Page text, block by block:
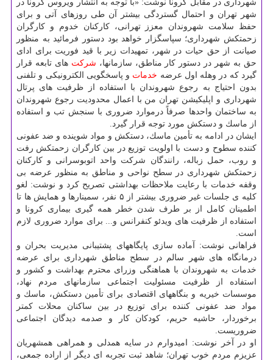
شهرداری در مقابل كرونا نوشت: «با توجه به انتشار ویروس كرونا در
شهر تهران و احتمال گستردگی بیشتر آن طی روزهای آتی و برای
حفظ سلامت شهروندان معزز تهرانی، كاركنان خدوم و كارگران
زحمتكش شهرداری؛ سپاسگزار خواهد بود دستور فرمائید به منظور
صیانت از حق حیات در شهر، تمهیدات زیر با قید فوریت برای ادای
حق به شهر در دستور كار مناطق، سازمانها، شركت های تابعه قرار
گیرد كه در وهله اول عرضه خدمات و پاسخگویی الكترونیكی و تلفنی
بدون احتیاج به رجوع شهروندان با استفاده از ظرفیت های پرتال
شهرداری و اپلیكیشن تهران من با اعمال محدودیت رجوع شهروندان
به ساختمان واحدها صرفاً درموارد ضروری با سنجش تب و استفاده
از ماسك و دستكش مورد توجه قرار گیرد.
ایشان در ادامه به تأمین ماسك، دستكش و مواد شوینده و ضد عفونی
كننده سطوح و دست با اولویت توزیع در بین كارگران زحمتكش رفت
و روب، حمل زباله، رانندگان شركت واحد اتوبوسرانی و كاركنان
زحمتكش شهرداری در سطح نواحی و مناطق به منظور عرضه بی
وقفه خدمات با رعایت ملاحظات بهداشتی تصریح كرد و نوشت: لغو
كلیه ی جلسات غیر ضروری بیشتر از ۵ نفر، سمینارها و همایش ها تا
اطمینان كامل از بر طرف شدن خطر همه گیری بیماری كرونا و
استفاده از ظرفیت های ویدئو كنفرانس و... برای موارد ضروری لازم
است.
فراهانی نوشت: آماده سازی پایگاههای پشتیبانی مدیریت بحران و
درمانگاه های شهر سالم در سطح مناطق شهرداری برای عرضه
خدمات به شهروندان با هماهنگی وزرای محترم بهداشت و كشور و
استفاده از ظرفیت مسئولیت اجتماعی سازمانهای مردم نهاد،
موسسات خیریه و بنگاههای اقتصادی برای تأمین دستكش، ماسك و
مواد ضد عفونی كننده برای توزیع در بین ساكنان محلات كمتر
برخوردار، حاشیه حریم، كودكان كار و صدمه دیدگان اجتماعی
ضروریست.
او در آخر نوشت: امیدوارم در سایه همدلی و همراهی همشهریان
عزیزم مردم خوب تهران؛ شاهد ثبت تجربه ای دیگر از اراده جمعی،